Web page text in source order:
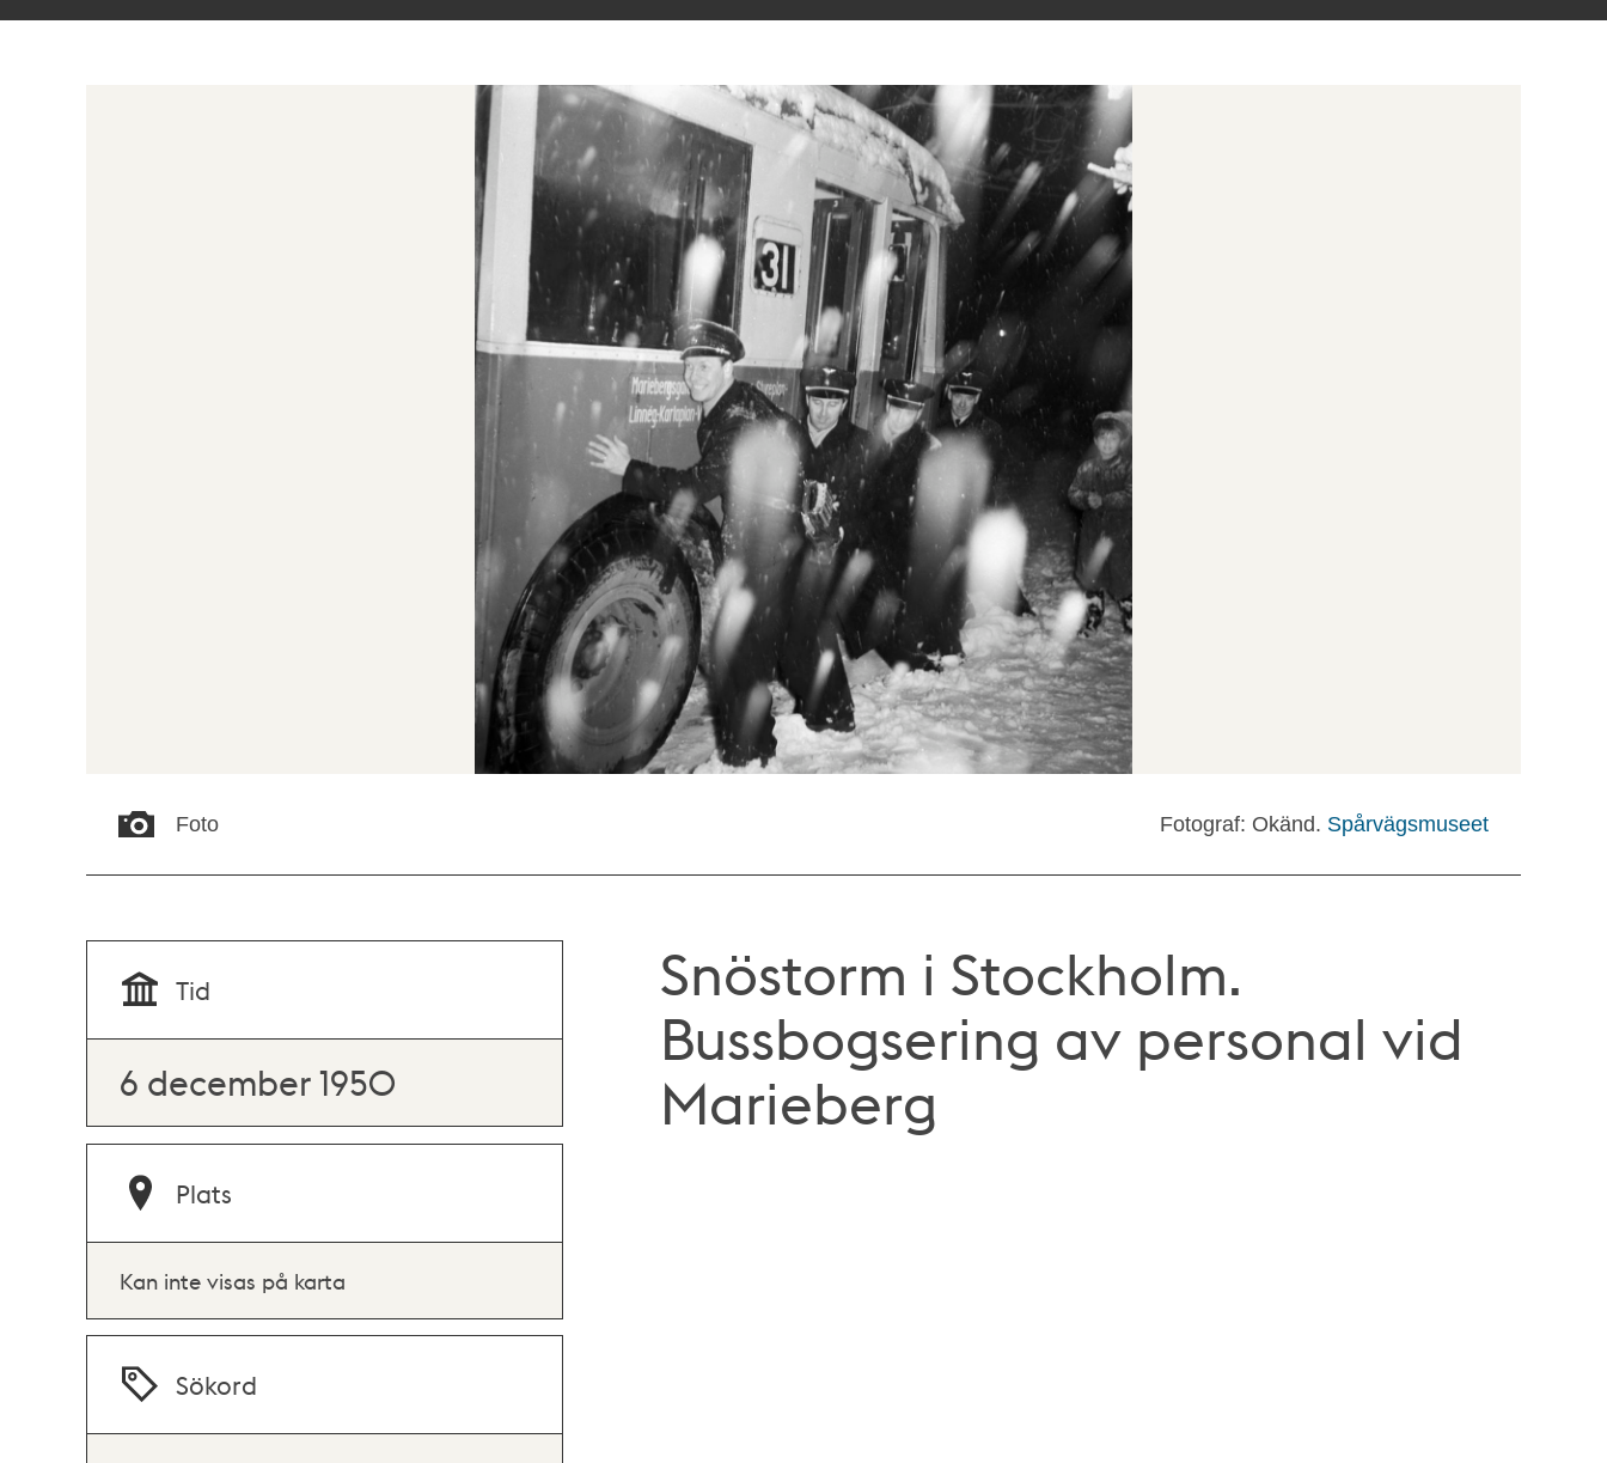
Foto Fotograf: Okänd. Spårvägsmuseet
Snöstorm i Stockholm.
Bussbogsering av personal vid
Marieberg
Tid
6 december 1950
Plats
Kan inte visas på karta
Sökord